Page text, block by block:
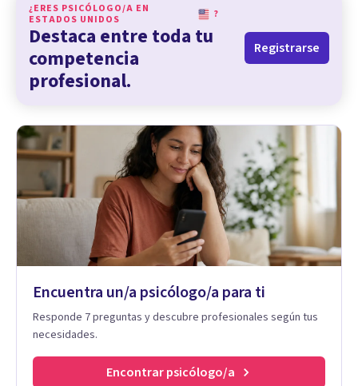
¿ERES PSICÓLOGO/A EN
ESTADOS UNIDOS
?
Destaca entre toda tu
competencia
profesional.
Registrarse
Encuentra un/a psicólogo/a para ti
Responde 7 preguntas y descubre profesionales según tus
necesidades.
Encontrar psicólogo/a